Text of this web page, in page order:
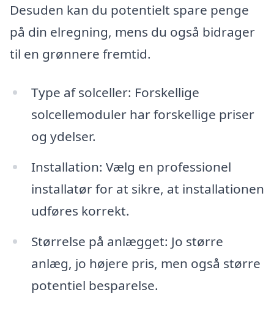
Desuden kan du potentielt spare penge
på din elregning, mens du også bidrager
til en grønnere fremtid.
Type af solceller: Forskellige
solcellemoduler har forskellige priser
og ydelser.
Installation: Vælg en professionel
installatør for at sikre, at installationen
udføres korrekt.
Størrelse på anlægget: Jo større
anlæg, jo højere pris, men også større
potentiel besparelse.